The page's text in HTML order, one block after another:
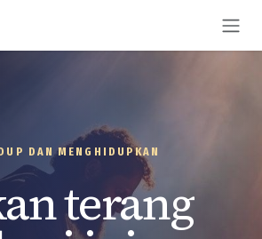
DAN MENGHIDUPKAN
terang